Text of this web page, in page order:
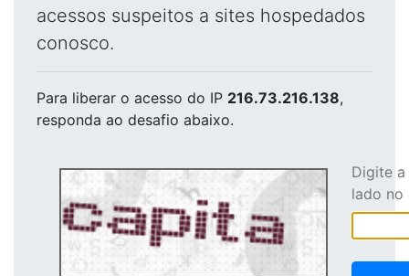
acessos suspeitos a sites hospedados
conosco.
Para liberar o acesso do IP 216.73.216.138,
responda ao desafio abaixo.
Digite
lado no